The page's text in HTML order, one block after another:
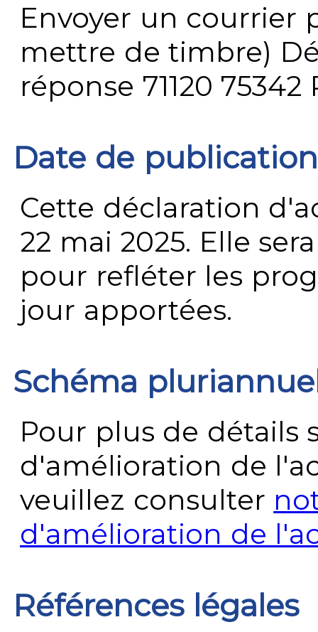
Envoyer un courrier
mettre de timbre)
réponse 71120 75342
Date de publication
Cette déclaration
22 mai 2025. Elle
pour refléter les
jour apportées.
Schéma
Pour plus de détails
d'amélioration de
veuillez consulter
d'amélioration de
Références légales